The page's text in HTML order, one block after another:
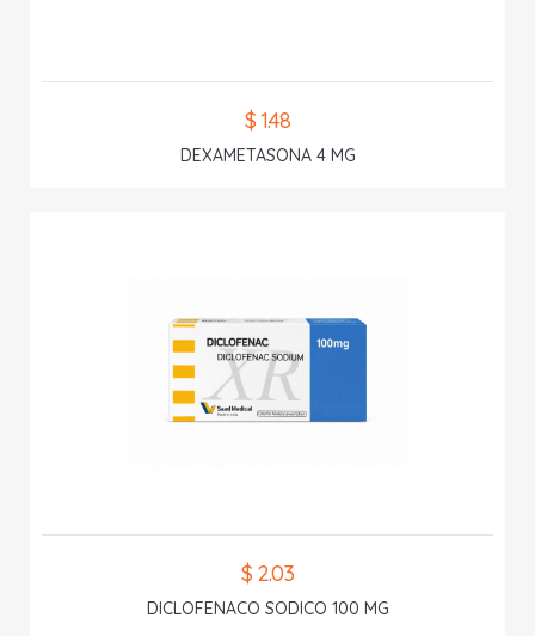
$ 1.48
DEXAMETASONA 4 MG
$ 2.03
DICLOFENACO SODICO 100 MG